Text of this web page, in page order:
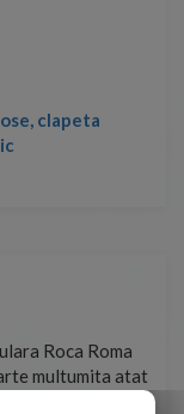
clapeta
Roca Roma
multumita atat
in obtinerea